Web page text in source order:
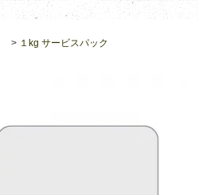
> １kg サービスパック